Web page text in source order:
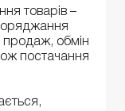
товарів –
продаж, обмін
постачання